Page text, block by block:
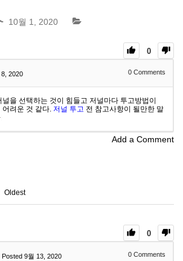
10월 1, 2020
0
2020 0 Comments
을 선택하는 것이 힘들고 저널마다 투고방법이
어려운 것 같다. 저널 투고 전 참고사항이 될만한 말
Add a Comment
Oldest
0
Posted 9월 13, 2020 0 Comments